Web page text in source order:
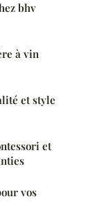
bhv
à vin
et style
et
vos